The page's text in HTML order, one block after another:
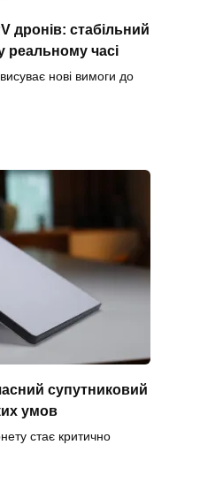
дронів: стабільний
реальному часі
нові вимоги до
супутниковий
умов
стає критично